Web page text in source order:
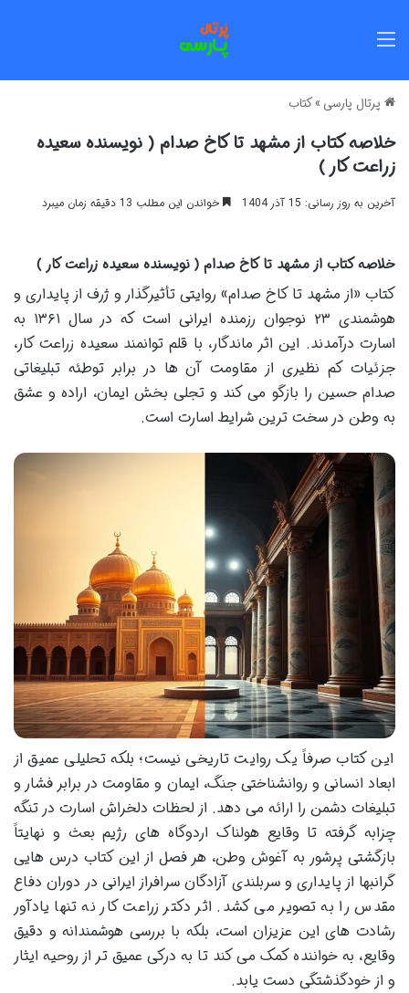
پرتال پارسی »کتاب
خلاصه کتاب از مشهد تا کاخ صدام ( نویسنده سعیده
زراعت کار )
آخرین به روز رسانی: 15 آذر 1404 خواندن این مطلب 13 دقیقه زمان میبرد
خلاصه کتاب از مشهد تا کاخ صدام ( نویسنده سعیده زراعت کار )
کتاب «از مشهد تا کاخ صدام» روایتی تأثیرگذار و ژرف از پایداری و
هوشمندی ۲۳ نوجوان رزمنده ایرانی است که در سال ۱۳۶۱ به
اسارت درآمدند. این اثر ماندگار، با قلم توانمند سعیده زراعت کار،
جزئیات کم نظیری از مقاومت آن ها در برابر توطئه تبلیغاتی
صدام حسین را بازگو می کند و تجلی بخش ایمان، اراده و عشق
به وطن در سخت ترین شرایط اسارت است.
این کتاب صرفاً یک روایت تاریخی نیست؛ بلکه تحلیلی عمیق از
ابعاد انسانی و روانشناختی جنگ، ایمان و مقاومت در برابر فشار و
تبلیغات دشمن را ارائه می دهد. از لحظات دلخراش اسارت در تنگه
چزابه گرفته تا وقایع هولناک اردوگاه های رژیم بعث و نهایتاً
بازگشتی پرشور به آغوش وطن، هر فصل از این کتاب درس هایی
گرانبها از پایداری و سربلندی آزادگان سرافراز ایرانی در دوران دفاع
مقدس را به تصویر می کشد. اثر دکتر زراعت کار نه تنها یادآور
رشادت های این عزیزان است، بلکه با بررسی هوشمندانه و دقیق
وقایع، به خواننده کمک می کند تا به درکی عمیق تر از روحیه ایثار
و از خودگذشتگی دست یابد.